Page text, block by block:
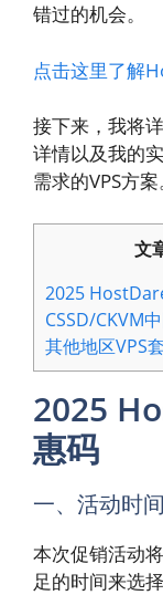
错过的机会。
点击这里了解
接下来，我将
详情以及我的
需求的VPS方案
文
2025
CSSD/CKVM
其他地区VPS
2025
惠码
一、活动时间
本次促销活动
足的时间来选